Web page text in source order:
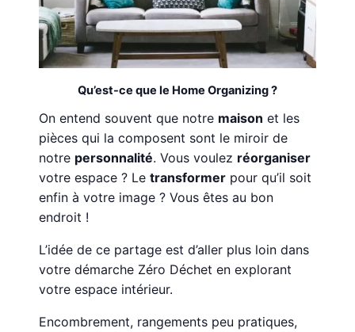
Qu’est-ce que le Home Organizing ?
On entend souvent que notre maison et les
pièces qui la composent sont le miroir de
notre personnalité. Vous voulez réorganiser
votre espace ? Letransformer pour qu’il soit
enfin à votre image ? Vous êtes au bon
endroit !
L’idée de ce partage est d’aller plus loin dans
votre démarche Zéro Déchet en explorant
votre espace intérieur.
Encombrement, rangements peu pratiques,